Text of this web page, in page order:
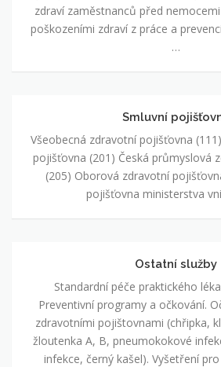
zdraví zaměstnanců před
poškozeními zdraví z práce a
…
pojišťovny
Smluvní
Všeobecná zdravotní pojišťovna
pojišťovna (201) Česká průmyslová
(205) Oborová zdravotní
pojišťovna ministerstva
Ostatní služby
Standardní péče praktického
Preventivní programy a očkování.
zdravotními pojištovnami (chřipka,
žloutenka A, B, pneumokokové
infekce, černý kašel). Vyšetření